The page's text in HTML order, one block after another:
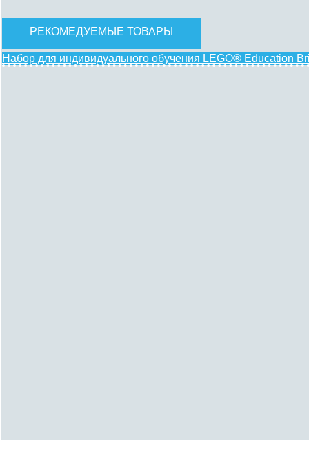
РЕКОМЕДУЕМЫЕ ТОВАРЫ
Набор для индивидуального обучения LEGO® Education